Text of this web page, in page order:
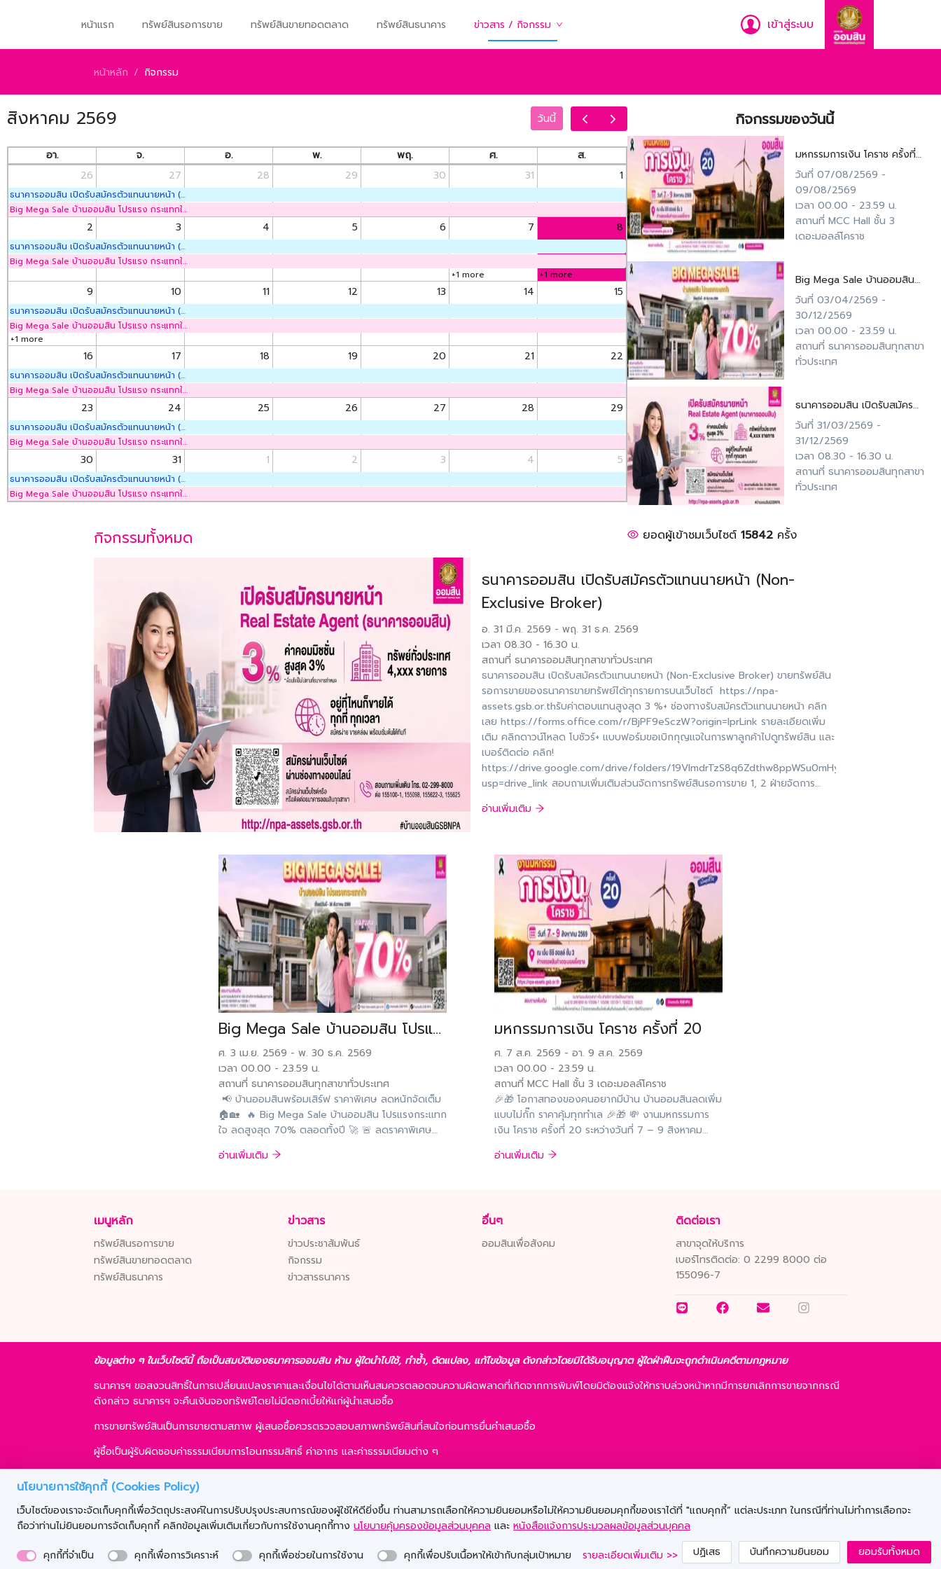
นโยบายการใช้คุกกี้ (Cookies Policy)
เว็บไซต์ของเราจะจัดเก็บคุกกี้เพื่อวัตถุประสงค์ในการปรับปรุงประสบการณ์ของผู้ใช้ให้ดียิ่งขึ้น ท่านสามารถเลือกให้ความยินยอมหรือไม่ให้ความยินยอมคุกกี้ของเราได้ที่ "แถบคุกกี้” แต่ละประเภท ในกรณีที่ท่านไม่ทำการเลือกจะ
ถือว่าท่านไม่ยินยอมการจัดเก็บคุกกี้ คลิกข้อมูลเพิ่มเติมเกี่ยวกับการใช้งานคุกกี้ทาง นโยบายคุ้มครองข้อมูลส่วนบุคคล และ หนังสือแจ้งการประมวลผลข้อมูลส่วนบุคคล
คุกกี้ที่จำเป็น
คุกกี้เพื่อการวิเคราะห์ คุกกี้เพื่อช่วยในการใช้งาน คุกกี้เพื่อปรับเนื้อหาให้เข้ากับกลุ่มเป้าหมาย รายละเอียดเพิ่มเติม >> ปฏิเสธ บันทึกความยินยอม ยอมรับทั้งหมด
หน้าแรก ทรัพย์สินรอการขาย ทรัพย์สินขายทอดตลาด ทรัพย์สินธนาคาร ข่าวสาร / กิจกรรม เข้าสู่ระบบ
หน้าหลัก / กิจกรรม
สิงหาคม 2569 วันนี้
อา. จ. อ. พ. พฤ. ศ.
ส.
26
ธนาคารออมสิน เปิดรับสมัครตัวแทนนายหน้า (Non-Exclusive Broker)
Big Mega Sale บ้านออมสิน โปรแรง กระแทกใจ ลดสูงสุด 70%
27 28 29 30 31 1
2
ธนาคารออมสิน เปิดรับสมัครตัวแทนนายหน้า (Non-Exclusive Broker)
Big Mega Sale บ้านออมสิน โปรแรง กระแทกใจ ลดสูงสุด 70%
3 4 5 6 7
+1 more
8
+1 more
9
ธนาคารออมสิน เปิดรับสมัครตัวแทนนายหน้า (Non-Exclusive Broker)
Big Mega Sale บ้านออมสิน โปรแรง กระแทกใจ ลดสูงสุด 70%
+1 more
10 11 12 13 14 15
16
ธนาคารออมสิน เปิดรับสมัครตัวแทนนายหน้า (Non-Exclusive Broker)
Big Mega Sale บ้านออมสิน โปรแรง กระแทกใจ ลดสูงสุด 70%
17 18 19 20 21 22
23
ธนาคารออมสิน เปิดรับสมัครตัวแทนนายหน้า (Non-Exclusive Broker)
Big Mega Sale บ้านออมสิน โปรแรง กระแทกใจ ลดสูงสุด 70%
24 25 26 27 28 29
30
ธนาคารออมสิน เปิดรับสมัครตัวแทนนายหน้า (Non-Exclusive Broker)
Big Mega Sale บ้านออมสิน โปรแรง กระแทกใจ ลดสูงสุด 70%
31 1 2 3 4 5
กิจกรรมของวันนี้
มหกรรมการเงิน โคราช ครั้งที่
20
วันที่ 07/08/2569 -
09/08/2569
เวลา 00.00 - 23.59 น.
สถานที่ MCC Hall ชั้น 3
เดอะมอลล์โคราช
Big Mega Sale บ้านออมสิน
โปรแรง กระแทกใจ ลดสูงสุด
70%
วันที่ 03/04/2569 -
30/12/2569
เวลา 00.00 - 23.59 น.
สถานที่ ธนาคารออมสินทุกสาขา
ทั่วประเทศ
ธนาคารออมสิน เปิดรับสมัคร
ตัวแทนนายหน้า (Non-
Exclusive Broker)
วันที่ 31/03/2569 -
31/12/2569
เวลา 08.30 - 16.30 น.
สถานที่ ธนาคารออมสินทุกสาขา
ทั่วประเทศ
กิจกรรมท้้งหมด ยอดผู้เข้าชมเว็บไซต์ 15842ครั้ง
ธนาคารออมสิน เปิดรับสมัครตัวแทนนายหน้า (Non-
Exclusive Broker)
อ. 31 มี.ค. 2569 - พฤ. 31 ธ.ค. 2569
เวลา 08.30 - 16.30 น.
สถานที่ ธนาคารออมสินทุกสาขาทั่วประเทศ
ธนาคารออมสิน เปิดรับสมัครตัวแทนนายหน้า (Non-Exclusive Broker) ขายทรัพย์สิน
รอการขายของธนาคารขายทรัพย์ได้ทุกรายการบนเว็บไซต์ https://npa-
assets.gsb.or.thรับค่าตอบแทนสูงสุด 3 %+ ช่องทางรับสมัครตัวแทนนายหน้า คลิก
เลย https://forms.office.com/r/BjPF9eSczW?origin=lprLink รายละเอียดเพิ่ม
เติม คลิกดาวน์โหลด โบชัวร์+ แบบฟอร์มขอเบิกกุญแจในการพาลูกค้าไปดูทรัพย์สิน และ
เบอร์ติดต่อ คลิก!
https://drive.google.com/drive/folders/19VImdrTzS8q6Zdthw8ppWSu0mHyuwNjw?
usp=drive_link สอบถามเพิ่มเติมส่วนจัดการทรัพย์สินรอการขาย 1, 2 ฝ่ายจัดการ
ทรัพย์สินรอการขาย หมายเลขโทรศัพท์ IP : 155100-1, 155622-3, 155625#บ้าน
ออมสินGSBNPA
อ่านเพิ่มเติม
Big Mega Sale บ้านออมสิน โปรแรง กระแทกใจ ลดสูงสุด 70%
ศ. 3 เม.ย. 2569 - พ. 30 ธ.ค. 2569
เวลา 00.00 - 23.59 น.
สถานที่ ธนาคารออมสินทุกสาขาทั่วประเทศ
📢 บ้านออมสินพร้อมเสิร์ฟ ราคาพิเศษ ลดหนักจัดเต็ม
🏠🏡 🔥 Big Mega Sale บ้านออมสิน โปรแรงกระแทก
ใจ ลดสูงสุด 70% ตลอดทั้งปี 🚀 🚨 ลดราคาพิเศษ
ประเทศ 📌 ตั้งแต่ วันนี้ - 30 ธันวาคม 2569 ราย
อ่านเพิ่มเติม
มหกรรมการเงิน โคราช ครั้งที่ 20
ศ. 7 ส.ค. 2569 - อา. 9 ส.ค. 2569
เวลา 00.00 - 23.59 น.
สถานที่ MCC Hall ชั้น 3 เดอะมอลล์โคราช
🎉🎁 โอกาสทองของคนอยากมีบ้าน บ้านออมสินลดเพิ่ม
แบบไม่กั๊ก ราคาคุ้มทุกทำเล 🎉🎁 💸 งานมหกรรมการ
เงิน โคราช ครั้งที่ 20 ระหว่างวันที่ 7 – 9 สิงหาคม
ราคาพิเศษ ตั้งแต่วันที่ 7 สิงหาคม - 21 สิงหาคม
ในพื้นที่สายงานกิจการสาขา 5🚨 ติดต่อสอบถามเพิ่ม
เติม ☎️ 02 - 299 - 8000 ต่อ 1556100, 155622
- 3, 155625 หรือธนาคารออมสินทุกสาขาทั่วประเทศ
อ่านเพิ่มเติม
เมนูหลัก
ทรัพย์สินรอการขาย
ทรัพย์สินขายทอดตลาด
ทรัพย์สินธนาคาร
ข่าวสาร
ข่าวประชาสัมพันธ์
กิจกรรม
ข่าวสารธนาคาร
อื่นๆ
ออมสินเพื่อสังคม
ติดต่อเรา
สาขาจุดให้บริการ
เบอร์โทรติดต่อ: 0 2299 8000 ต่อ
155096-7
ข้อมูลต่าง ๆ ในเว็บไซต์นี้ ถือเป็นสมบัติของธนาคารออมสิน ห้าม ผู้ใดนำไปใช้, ทำซ้ำ, ดัดแปลง, แก้ไขข้อมูล ดังกล่าวโดยมิได้รับอนุญาต ผู้ใดฝ่าฝืนจะถูกดำเนินคดีตามกฎหมาย
ธนาคารฯ ขอสงวนสิทธิ์ในการเปลี่ยนแปลงราคาและเงื่อนไขได้ตามเห็นสมควรตลอดจนความผิดพลาดที่เกิดจากการพิมพ์โดยมิต้องแจ้งให้ทราบล่วงหน้าหากมีการยกเลิกการขายจากกรณี
ดังกล่าว ธนาคารฯ จะคืนเงินจองทรัพย์โดยไม่มีดอกเบี้ยให้แก่ผู้นำเสนอซื้อ
การขายทรัพย์สินเป็นการขายตามสภาพ ผู้เสนอซื้อควรตรวจสอบสภาพทรัพย์สินที่สนใจก่อนการยื่นคำเสนอซื้อ
ผู้ซื้อเป็นผู้รับผิดชอบค่าธรรมเนียมการโอนกรรมสิทธิ์ ค่าอากร และค่าธรรมเนียมต่าง ๆ
ผู้ซื้อสามารถขอสินเชื่อได้ตามหลักเกณฑ์ของธนาคารฯ และการเสนอซื้อไม่เป็นเงื่อนไขในการพิจารณาอนุมัติสินเชื่อ
ธนาคารฯ ขอสงวนสิทธิ์ที่จะขายทรัพย์สินให้กับผู้เสนอซื้อรายใดก็ได้ ภายใต้เงื่อนไขตามที่ธนาคารฯ เห็นชอบ
© Copyright 2020 Government Savings Bank. All rights reserved.